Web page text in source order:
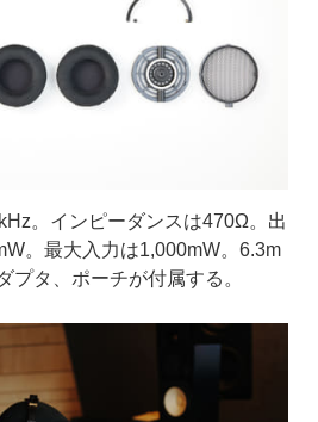
。インピーダンスは470Ω。出
。最大入力は1,000mW。6.3m
プタ、ポーチが付属する。